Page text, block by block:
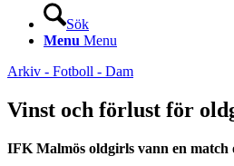
Sök
Menu Menu
Arkiv - Fotboll - Dam
Vinst och förlust för
IFK Malmös oldgirls vann en match